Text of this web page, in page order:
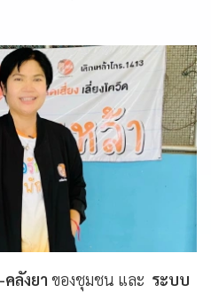
ลังยา ของชุมชน และ ระบบ